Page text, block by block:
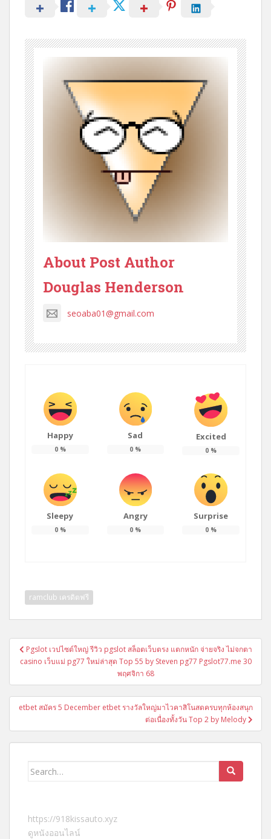
About Post Author
Douglas Henderson
seoaba01@gmail.com
Happy
0%
Sad
0 %
Excited
0 %
Sleepy
0%
Angry
0 %
Surprise
0 %
ramclub เครดิตฟรี
แนะแนว
เรื่อง
Pgslot เวปไซต์ใหญ่ รีวิว pgslot สล็อตเว็บตรง แตกหนัก จ่ายจริง ไม่จกตา
casino เว็บแม่ pg77 ใหม่ล่าสุด Top 55 by Steven pg77 Pgslot77.me 30
พฤศจิกา 68
etbet สมัคร 5 December etbet รางวัลใหญ่มาไวคาสิโนสดครบทุกห้องสนุก
ต่อเนื่องทั้งวัน Top 2 by Melody
Search
https://918kissauto.xyz
ดูหนังออนไลน์